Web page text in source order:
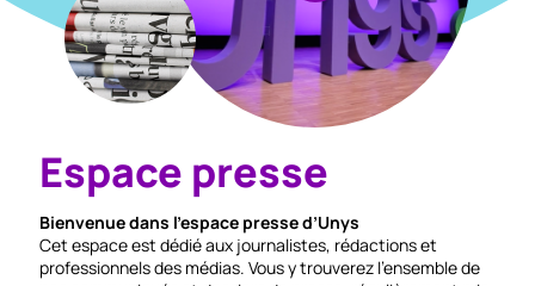
Espace presse
Bienvenue dans l’espace presse d’Unys
Cet espace est dédié aux journalistes, rédactions et
professionnels des médias. Vous y trouverez l’ensemble de